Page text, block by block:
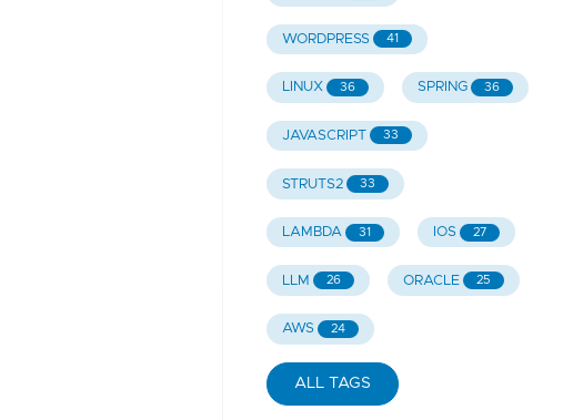
WORDPRESS 41
LINUX 36 SPRING 36
JAVASCRIPT 33
STRUTS2 33
LAMBDA 31 IOS 27
LLM 26 ORACLE 25
AWS 24
ALL TAGS